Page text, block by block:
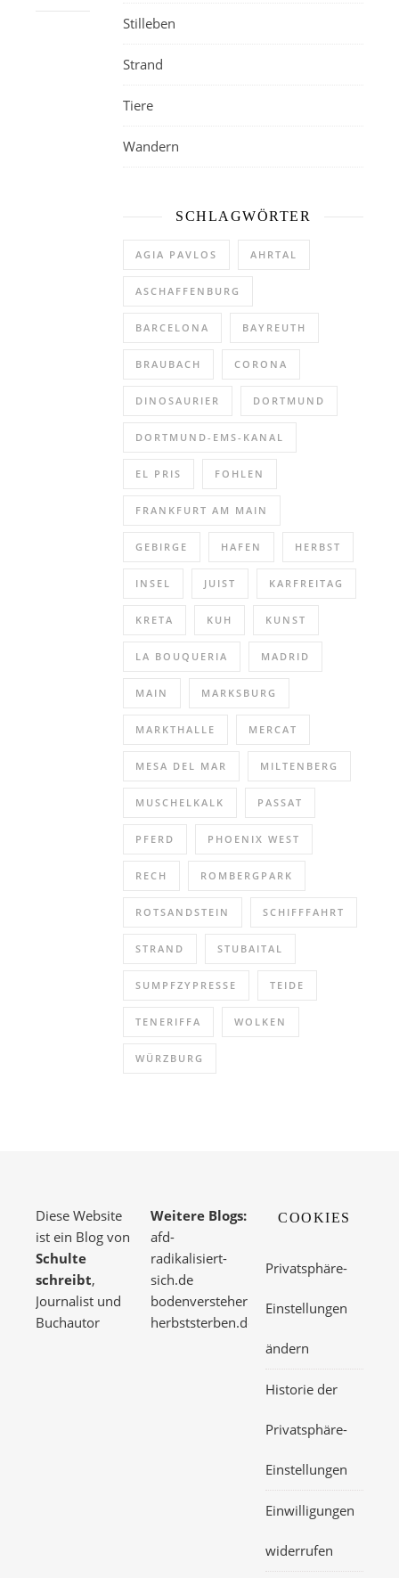
Stilleben
Strand
Tiere
Wandern
SCHLAGWÖRTER
AGIA PAVLOS AHRTAL
ASCHAFFENBURG
BARCELONA BAYREUTH
BRAUBACH CORONA
DINOSAURIER DORTMUND
DORTMUND-EMS-KANAL
EL PRIS FOHLEN
FRANKFURT AM MAIN
GEBIRGE HAFEN HERBST
INSEL JUIST KARFREITAG
KRETA KUH KUNST
LA BOUQUERIA MADRID
MAIN MARKSBURG
MARKTHALLE MERCAT
MESA DEL MAR MILTENBERG
MUSCHELKALK PASSAT
PFERD PHOENIX WEST
RECH ROMBERGPARK
ROTSANDSTEIN SCHIFFFAHRT
STRAND STUBAITAL
SUMPFZYPRESSE TEIDE
TENERIFFA WOLKEN
WÜRZBURG
Diese Website
ist ein Blog von
Schulte
schreibt,
Journalist und
Buchautor
Weitere Blogs:
afd-
radikalisiert-
sich.de
bodenversteher.de
herbststerben.de
COOKIES
Privatsphäre-
Einstellungen
ändern
Historie der
Privatsphäre-
Einstellungen
Einwilligungen
widerrufen